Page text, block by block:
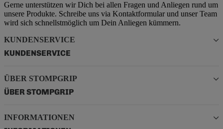
Gerne unterstützen wir Dich bei allen Fragen und Anliegen rund um
unsere Produkte. Schreibe uns via Kontaktformular und unser Team
wird sich schnellstmöglich um Dein Anliegen kümmern.
KUNDENSERVICE
KUNDENSERVICE
ÜBER STOMPGRIP
ÜBER STOMPGRIP
INFORMATIONEN